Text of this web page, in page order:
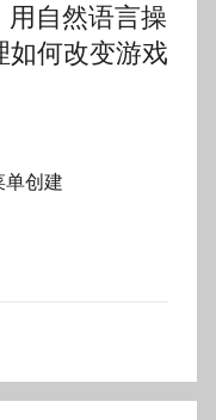
用自然语言操
如何改变游戏
单创建